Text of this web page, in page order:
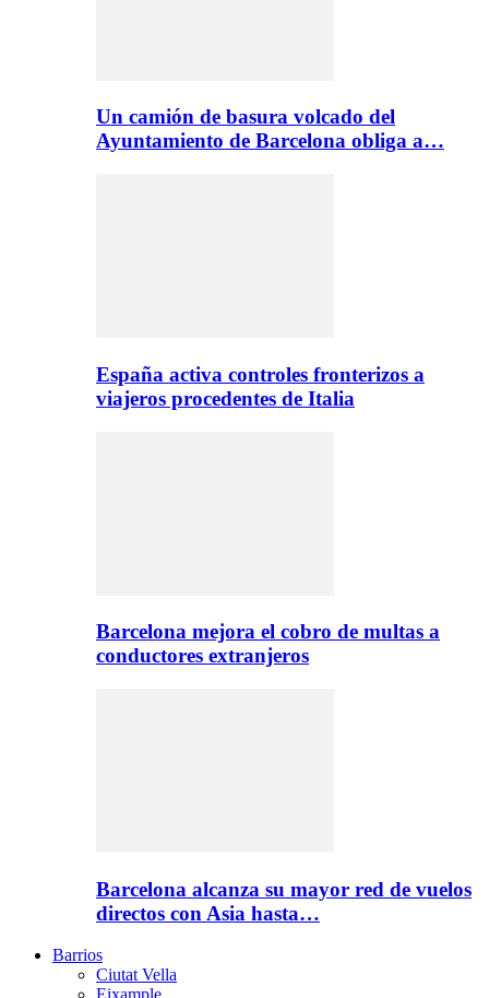
Un camión de basura volcado del
Ayuntamiento de Barcelona obliga a…
España activa controles fronterizos a
viajeros procedentes de Italia
Barcelona mejora el cobro de multas a
conductores extranjeros
Barcelona alcanza su mayor red de vuelos
directos con Asia hasta…
Barrios
Ciutat Vella